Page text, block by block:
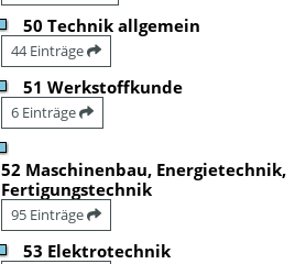
50 Technik allgemein
44 Einträge
51 Werkstoffkunde
6 Einträge
52 Maschinenbau, Energietechnik,
Fertigungstechnik
95 Einträge
53 Elektrotechnik